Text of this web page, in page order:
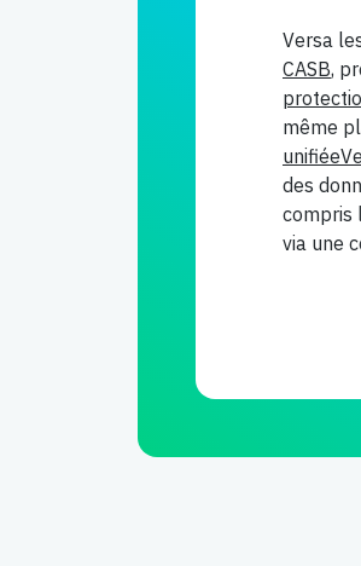
Versa
CASB,
même
des
compris
via une